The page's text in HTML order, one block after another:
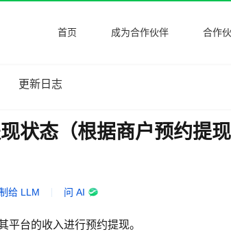
首页 成为合作伙伴 合作
更新日志
状态（根据商户预约提现
给 LLM 问 AI
平台的收入进行预约提现。